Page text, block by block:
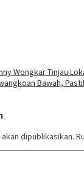
Wongkar Tinjau
Bawah,
dipublikasikan.